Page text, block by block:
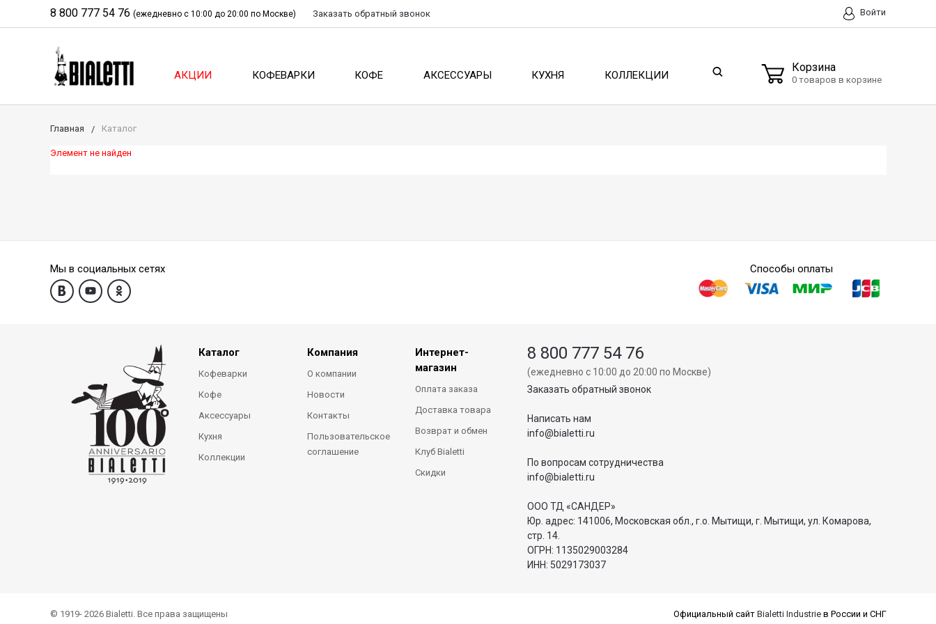
8 800 777 54 76 (ежедневно с 10:00 до 20:00 по Москве) Заказать обратный звонок Войти
АКЦИИ КОФЕВАРКИ КОФЕ АКСЕССУАРЫ КУХНЯ КОЛЛЕКЦИИ
Корзина
0 товаров в корзине
Главная Каталог
Элемент не найден
Мы в социальных сетях Способы оплаты
Каталог
Кофеварки
Кофе
Аксессуары
Кухня
Коллекции
Компания
О компании
Новости
Контакты
Пользовательское
соглашение
Интернет-
магазин
Оплата заказа
Доставка товара
Возврат и обмен
Клуб Bialetti
Скидки
8 800 777 54 76
(ежедневно с 10:00 до 20:00 по Москве)
Заказать обратный звонок
Написать нам
info@bialetti.ru
По вопросам сотрудничества
info@bialetti.ru
ООО ТД «САНДЕР»
Юр. адрес: 141006, Московская обл., г.о. Мытищи, г. Мытищи, ул. Комарова,
стр. 14.
ОГРН: 1135029003284
ИНН: 5029173037
© 1919- 2026 Bialetti. Все права защищены Официальный сайт Bialetti Industrieв России и СНГ